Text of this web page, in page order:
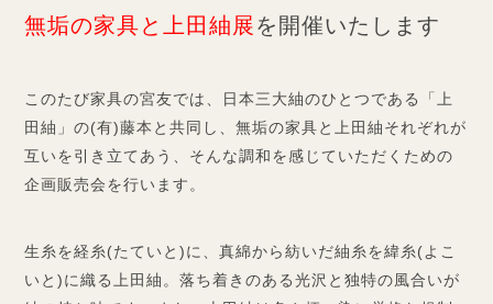
無垢の家具と上田紬展を開催いたします
このたび家具の宮友では、日本三大紬のひとつである「上
田紬」の(有)藤本と共同し、無垢の家具と上田紬それぞれが
互いを引き立てあう、そんな調和を感じていただくための
企画販売会を行います。
生糸を経糸(たていと)に、真綿から紡いだ紬糸を緯糸(よこ
いと)に織る上田紬。落ち着きのある光沢と独特の風合いが